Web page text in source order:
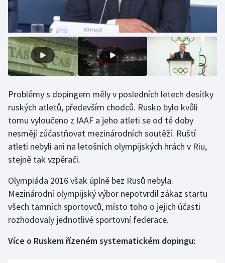
Problémy s dopingem měly v posledních letech desítky
ruských atletů, především chodců. Rusko bylo kvůli
tomu vyloučeno z IAAF a jeho atleti se od té doby
nesmějí zúčastňovat mezinárodních soutěží. Ruští
atleti nebyli ani na letošních olympijských hrách v Riu,
stejně tak vzpěrači.
Olympiáda 2016 však úplně bez Rusů nebyla.
Mezinárodní olympijský výbor nepotvrdil zákaz startu
všech tamních sportovců, místo toho o jejich účasti
rozhodovaly jednotlivé sportovní federace.
Více o Ruskem řízeném systematickém dopingu: